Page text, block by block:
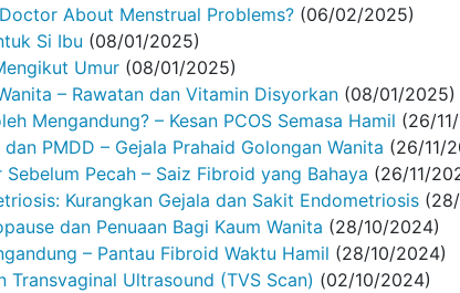
About Menstrual Problems? (06/02/2025)
Si Ibu (08/01/2025)
Umur (08/01/2025)
– Rawatan dan Vitamin Disyorkan (08/01/2025)
Mengandung? – Kesan PCOS Semasa Hamil (26/
PMDD – Gejala Prahaid Golongan Wanita (26/11/
Pecah – Saiz Fibroid yang Bahaya (26/11/
Kurangkan Gejala dan Sakit Endometriosis
dan Penuaan Bagi Kaum Wanita (28/10/2024)
– Pantau Fibroid Waktu Hamil (28/10/2024)
Transvaginal Ultrasound (TVS Scan) (02/10/2024)